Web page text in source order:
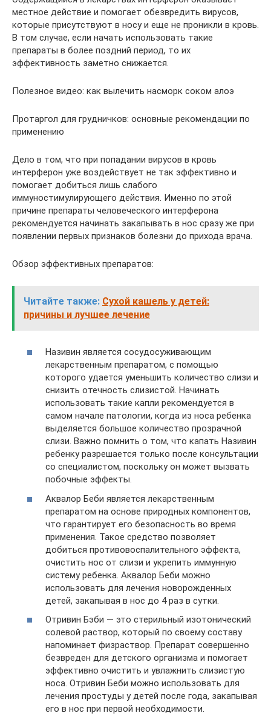
местное действие и помогает обезвредить вирусов,
которые присутствуют в носу и еще не проникли в кровь.
В том случае, если начать использовать такие
препараты в более поздний период, то их
эффективность заметно снижается.
Полезное видео: как вылечить насморк соком алоэ
Протаргол для грудничков: основные рекомендации по
применению
Дело в том, что при попадании вирусов в кровь
интерферон уже воздействует не так эффективно и
помогает добиться лишь слабого
иммуностимулирующего действия. Именно по этой
причине препараты человеческого интерферона
рекомендуется начинать закапывать в нос сразу же при
появлении первых признаков болезни до прихода врача.
Обзор эффективных препаратов:
Читайте также: Сухой кашель у детей:
причины и лучшее лечение
Називин является сосудосуживающим
лекарственным препаратом, с помощью
которого удается уменьшить количество слизи и
снизить отечность слизистой. Начинать
использовать такие капли рекомендуется в
самом начале патологии, когда из носа ребенка
выделяется большое количество прозрачной
слизи. Важно помнить о том, что капать Називин
ребенку разрешается только после консультации
со специалистом, поскольку он может вызвать
побочные эффекты.
Аквалор Беби является лекарственным
препаратом на основе природных компонентов,
что гарантирует его безопасность во время
применения. Такое средство позволяет
добиться противовоспалительного эффекта,
очистить нос от слизи и укрепить иммунную
систему ребенка. Аквалор Беби можно
использовать для лечения новорожденных
детей, закапывая в нос до 4 раз в сутки.
Отривин Бэби — это стерильный изотонический
солевой раствор, который по своему составу
напоминает физраствор. Препарат совершенно
безвреден для детского организма и помогает
эффективно очистить и увлажнить слизистую
носа. Отривин Беби можно использовать для
лечения простуды у детей после года, закапывая
его в нос при первой необходимости.